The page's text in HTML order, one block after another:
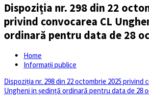
Dispoziția nr. 298 din 22
privind convocarea CL
ordinară pentru data de 28
Home
Informații publice
Dispoziția nr. 298 din 22 octombrie 2025 privind
Ungheni in ședință ordinară pentru data de 28